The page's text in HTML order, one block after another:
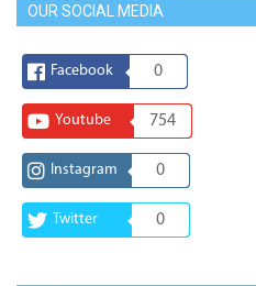
OUR SOCIAL MEDIA
Facebook 0
Youtube 754
Instagram 0
Twitter 0